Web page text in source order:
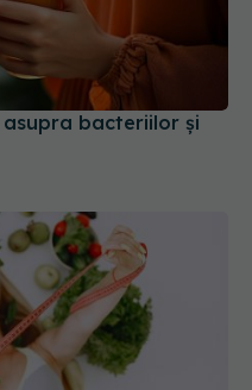
bacteriilor și